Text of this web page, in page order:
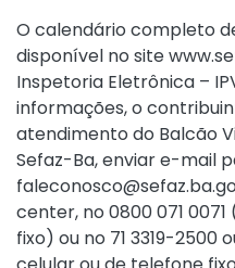
O calendário completo
disponível no site
Inspetoria Eletrônica –
informações, o
atendimento do Balcão
Sefaz-Ba, enviar e-mail
center, no 0800 071
fixo) ou no 71 3319-2500